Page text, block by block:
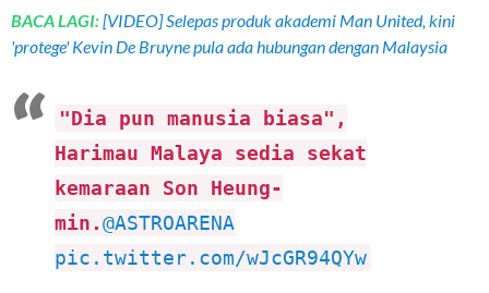
BACA LAGI:[VIDEO] Selepas produk akademi Man United, kini
'protege' Kevin De Bruyne pula ada hubungan dengan Malaysia
"Dia pun manusia biasa",
Harimau Malaya sedia sekat
kemaraan Son Heung-
min.@ASTROARENA
pic.twitter.com/wJcGR94QYw